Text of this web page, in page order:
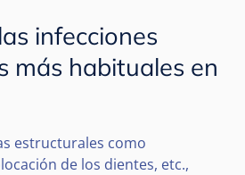
infecciones
más habituales en
estructurales como
de los dientes, etc.,